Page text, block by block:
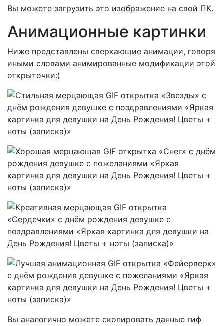
Вы можете загрузить это изображение на свой ПК.
Анимационные картинки
Ниже представлены сверкающие анимации, говоря
иными словами анимированные модификации этой
открыточки:)
Вы аналогично можете скопировать данные гиф